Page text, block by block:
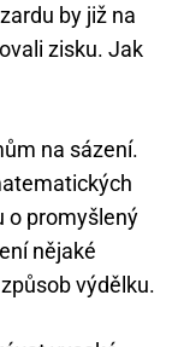
by již na
zisku. Jak
na sázení.
o promyšlený
nějaké
výdělku.